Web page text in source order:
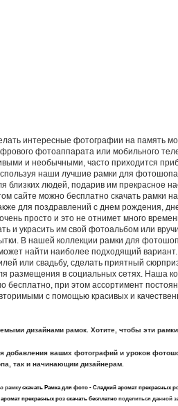
интересные фотографии на память
фотоаппарата или мобильного
и необычными, часто приходится
наши лучшие рамки для
близких людей, подарив им прекрасное
сайте можно бесплатно скачать рамки
для поздравлений с днем рождения,
просто и это не отнимет много
и украсить им свой фотоальбом или
В нашей коллекции рамки для
найти наиболее подходящий
или свадьбу, сделать приятный
размещения в социальных сетях. Наша
бесплатно, при этом ассортимент
с помощью красивых и
дизайнами рамок. Хотите, чтобы эти
добавления ваших фотографий и уроков
так и начинающим дизайнерам.
рамкускачать Рамка для фото - Сладкий аромат прекрасных
прекрасных роз скачать бесплатно поделиться данной